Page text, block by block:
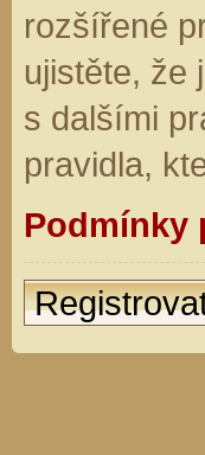
rozšířené
ujistěte, že
s dalšími
pravidla,
Podmínky